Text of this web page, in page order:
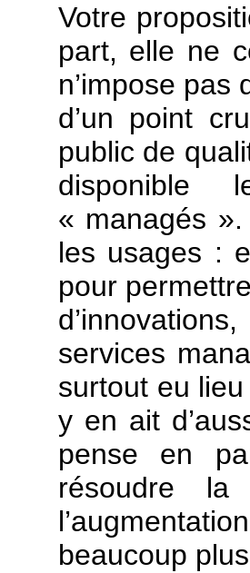
Votre
part, elle ne
n’impose pas
d’un point
public de
disponible
« managés
les usages :
pour
services
surtout eu
y en ait
pense en
résoudre
beaucoup